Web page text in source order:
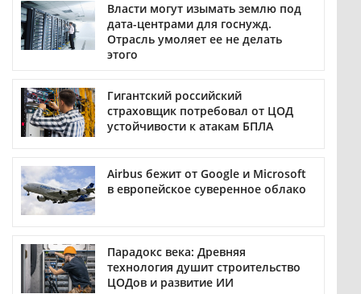
Власти могут изымать землю под
дата-центрами для госнужд.
Отрасль умоляет ее не делать
этого
Гигантский российский
страховщик потребовал от ЦОД
устойчивости к атакам БПЛА
Airbus бежит от Google и Microsoft
в европейское суверенное облако
Парадокс века: Древняя
технология душит строительство
ЦОДов и развитие ИИ